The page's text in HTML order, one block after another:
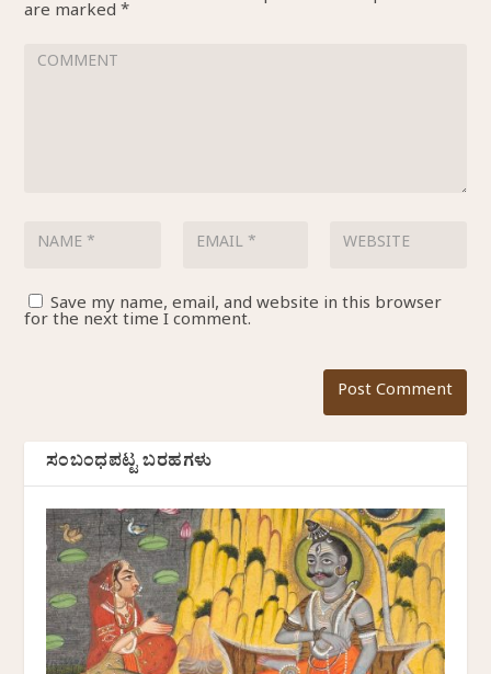
are marked *
Save my name, email, and website in this browser
for the next time I comment.
ಸಂಬಂಧಪಟ್ಟ ಬರಹಗಳು